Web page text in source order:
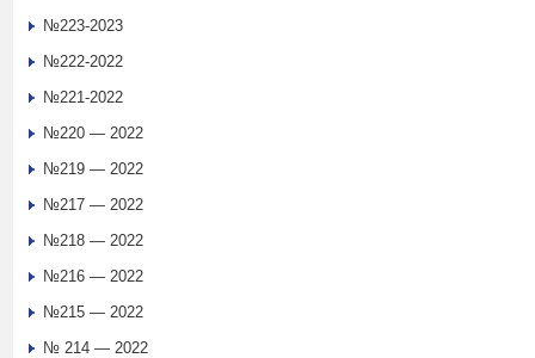
№223-2023
№222-2022
№221-2022
№220 — 2022
№219 — 2022
№217 — 2022
№218 — 2022
№216 — 2022
№215 — 2022
№ 214 — 2022